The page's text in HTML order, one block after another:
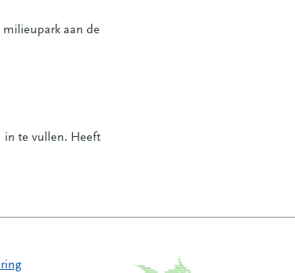
aan de
link gaat naar een andere website)
in te vullen. Heeft